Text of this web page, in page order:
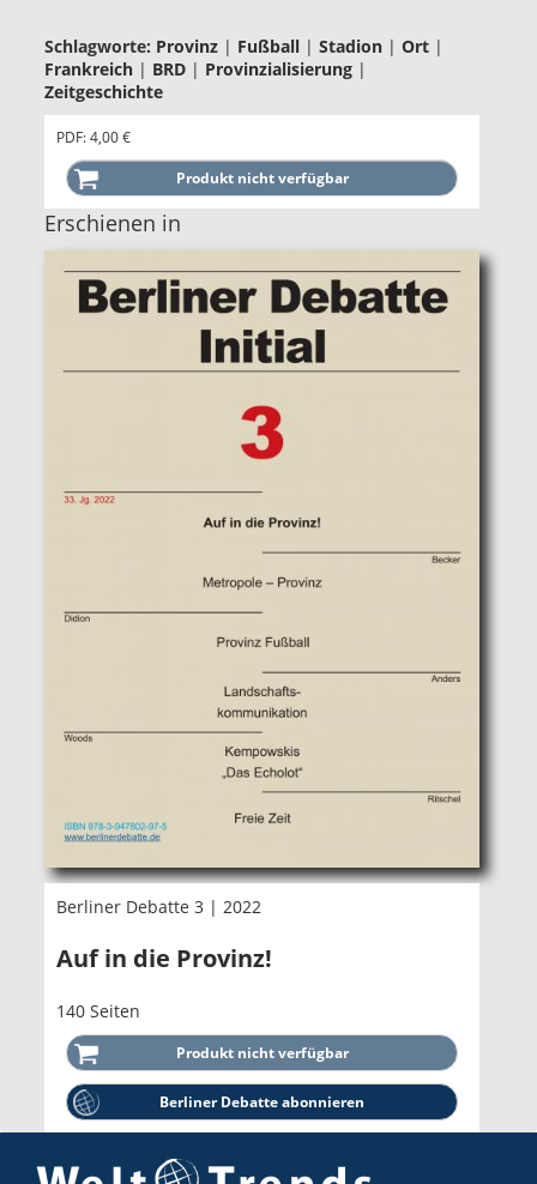
Schlagworte: Provinz | Fußball | Stadion | Ort |
Frankreich | BRD | Provinzialisierung |
Zeitgeschichte
PDF: 4,00 €
Erschienen in
Berliner Debatte 3 | 2022
Auf in die Provinz!
140 Seiten
Berliner Debatte abonnieren